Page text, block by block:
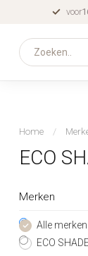
voor
Home /
ECO
Merken
Alle merken
ECO